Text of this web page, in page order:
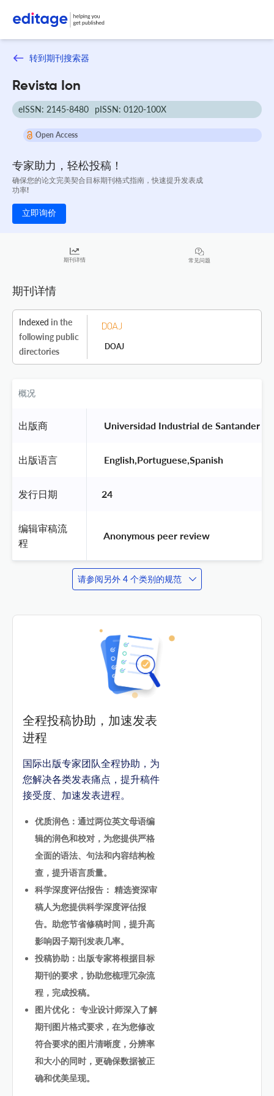
转到期刊搜索器
Revista Ion
eISSN: 2145-8480 pISSN: 0120-100X
Open Access
专家助力，轻松投稿！
确保您的论文完美契合目标期刊格式指南，快速提升发表成
功率!
立即询价
期刊详情 常见问题
期刊详情
Indexed in the
following public
directories
DOAJ
概况
出版商 Universidad Industrial de Santander
出版语言 English,Portuguese,Spanish
发行日期 24
编辑审稿流
程
Anonymous peer review
请参阅另外 4 个类别的规范
全程投稿协助，加速发表
进程
国际出版专家团队全程协助，为
您解决各类发表痛点，提升稿件
接受度、加速发表进程。
优质润色：通过两位英文母语编
辑的润色和校对，为您提供严格
全面的语法、句法和内容结构检
查，提升语言质量。
科学深度评估报告： 精选资深审
稿人为您提供科学深度评估报
告。助您节省修稿时间，提升高
影响因子期刊发表几率。
投稿协助：出版专家将根据目标
期刊的要求，协助您梳理冗杂流
程，完成投稿。
图片优化： 专业设计师深入了解
期刊图片格式要求，在为您修改
符合要求的图片清晰度，分辨率
和大小的同时，更确保数据被正
确和优美呈现。